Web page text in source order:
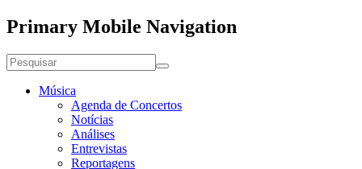
Primary Mobile Navigation
Música
Agenda de Concertos
Notícias
Análises
Entrevistas
Reportagens